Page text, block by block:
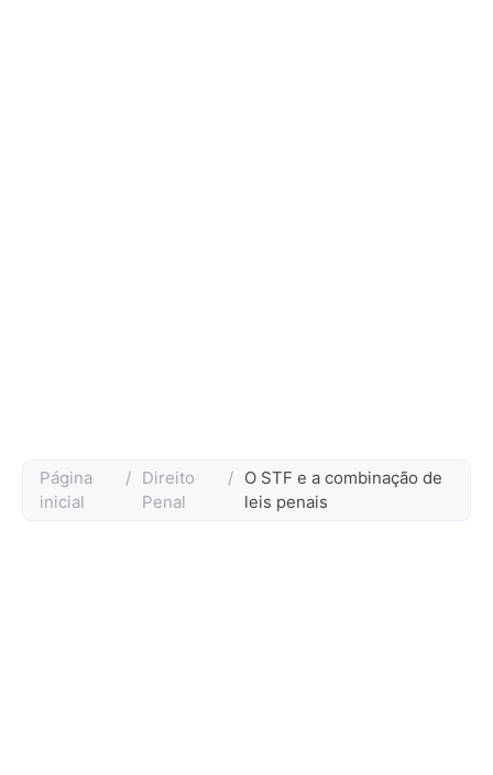
Página
inicial
/ Direito
Penal
/
O STF e a combinação de
leis penais